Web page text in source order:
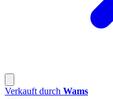
Verkauft durch Wams